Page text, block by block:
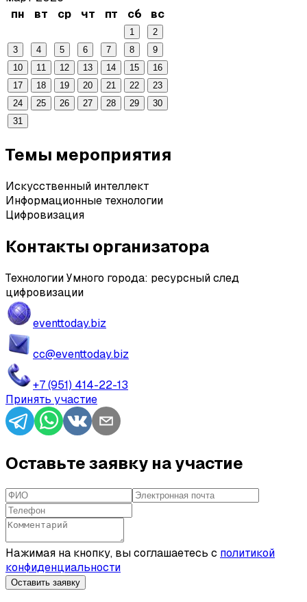
пн
вт ср чт пт сб вс
1
2
3
4 5 6 7 8
9
10
11 12 13 14 15
16
17
18 19 20 21 22
23
24
25 26 27 28 29
30
31
Темы мероприятия
Искусственный интеллект
Информационные технологии
Цифровизация
Контакты организатора
Технологии Умного города: ресурсный след
цифровизации
eventtoday.biz
cc@eventtoday.biz
+7 (951) 414-22-13
Принять участие
Оставьте заявку на участие
Нажимая на кнопку, вы соглашаетесь с политикой
конфиденциальности
Оставить заявку